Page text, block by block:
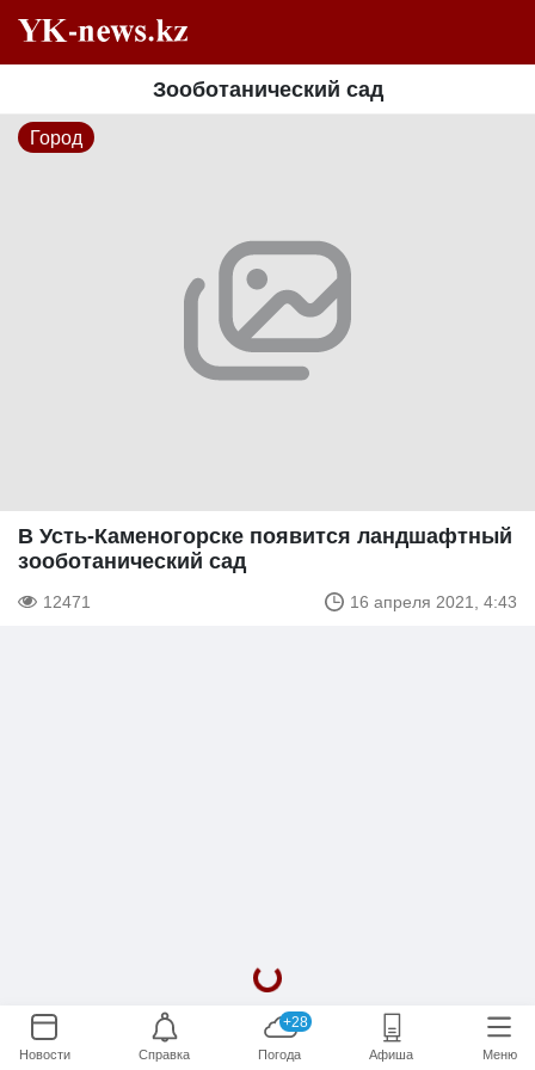
Зооботанический сад
Город
В Усть-Каменогорске появится ландшафтный
зооботанический сад
12471 16 апреля 2021, 4:43
Новости Справка
+28
Погода Афиша Меню